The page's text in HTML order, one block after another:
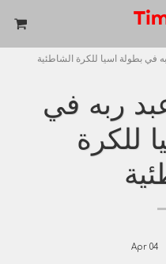
في بطولة اسيا للكرة الشاطئية
ربه في
للكرة
04
Apr